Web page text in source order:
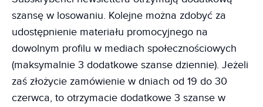
szansę w losowaniu. Kolejne można zdobyć za
udostępnienie materiału promocyjnego na
dowolnym profilu w mediach społecznościowych
(maksymalnie 3 dodatkowe szanse dziennie). Jeżeli
zaś złożycie zamówienie w dniach od 19 do 30
czerwca, to otrzymacie dodatkowe 3 szanse w